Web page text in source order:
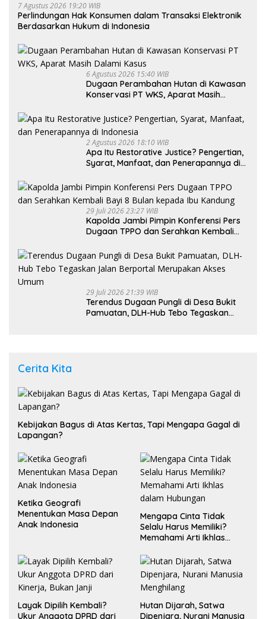
7 Agustus 2026 19:20 WIB
Perlindungan Hak Konsumen dalam Transaksi Elektronik
Berdasarkan Hukum di Indonesia
6 Agustus 2026 15:40 WIB
Dugaan Perambahan Hutan di Kawasan
Konservasi PT WKS, Aparat Masih
2 Agustus 2026 18:10 WIB
Apa Itu Restorative Justice? Pengertian,
Syarat, Manfaat, dan Penerapannya di
29 Juli 2026 23:27 WIB
Kapolda Jambi Pimpin Konferensi Pers
Dugaan TPPO dan Serahkan Kembali
29 Juli 2026 21:39 WIB
Terendus Dugaan Pungli di Desa Bukit
Pamuatan, DLH-Hub Tebo Tegaskan
Cerita Kita
Kebijakan Bagus di Atas Kertas, Tapi Mengapa Gagal di
Lapangan?
Ketika Geografi
Menentukan Masa Depan
Anak Indonesia
Mengapa Cinta Tidak
Selalu Harus Memiliki?
Memahami Arti Ikhlas
Layak Dipilih Kembali?
Ukur Anggota DPRD dari
Hutan Dijarah, Satwa
Dipenjara, Nurani Manusia